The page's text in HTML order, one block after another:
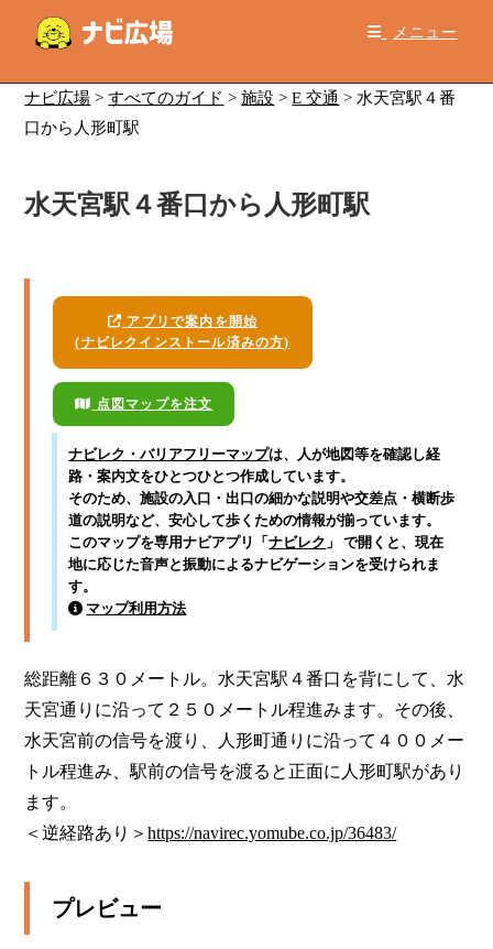
メニュー
ナビ広場 >すべてのガイド >施設 >E 交通 > 水天宮駅４番
口から人形町駅
水天宮駅４番口から人形町駅
アプリで案内を開始
(ナビレクインストール済みの方)
点図マップを注文
ナビレク・バリアフリーマップは、人が地図等を確認し経
路・案内文をひとつひとつ作成しています。
そのため、施設の入口・出口の細かな説明や交差点・横断歩
道の説明など、安心して歩くための情報が揃っています。
このマップを専用ナビアプリ「ナビレク 」 で開くと、現在
地に応じた音声と振動によるナビゲーションを受けられま
す。
マップ利用方法
総距離６３０メートル。水天宮駅４番口を背にして、水
天宮通りに沿って２５０メートル程進みます。その後、
水天宮前の信号を渡り、人形町通りに沿って４００メー
トル程進み、駅前の信号を渡ると正面に人形町駅があり
ます。
＜逆経路あり＞https://navirec.yomube.co.jp/36483/
プレビュー